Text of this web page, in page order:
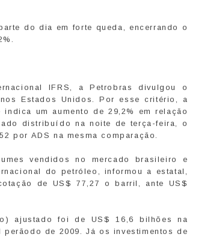
do dia em forte queda, encerrando o
IFRS, a Petrobras divulgou o
Estados Unidos. Por esse critério, a
um aumento de 29,2% em relação
distribuído na noite de terça-feira, o
por ADS na mesma comparação.
vendidos no mercado brasileiro e
do petróleo, informou a estatal,
de US$ 77,27 o barril, ante US$
ajustado foi de US$ 16,6 bilhões na
de 2009. Já os investimentos de